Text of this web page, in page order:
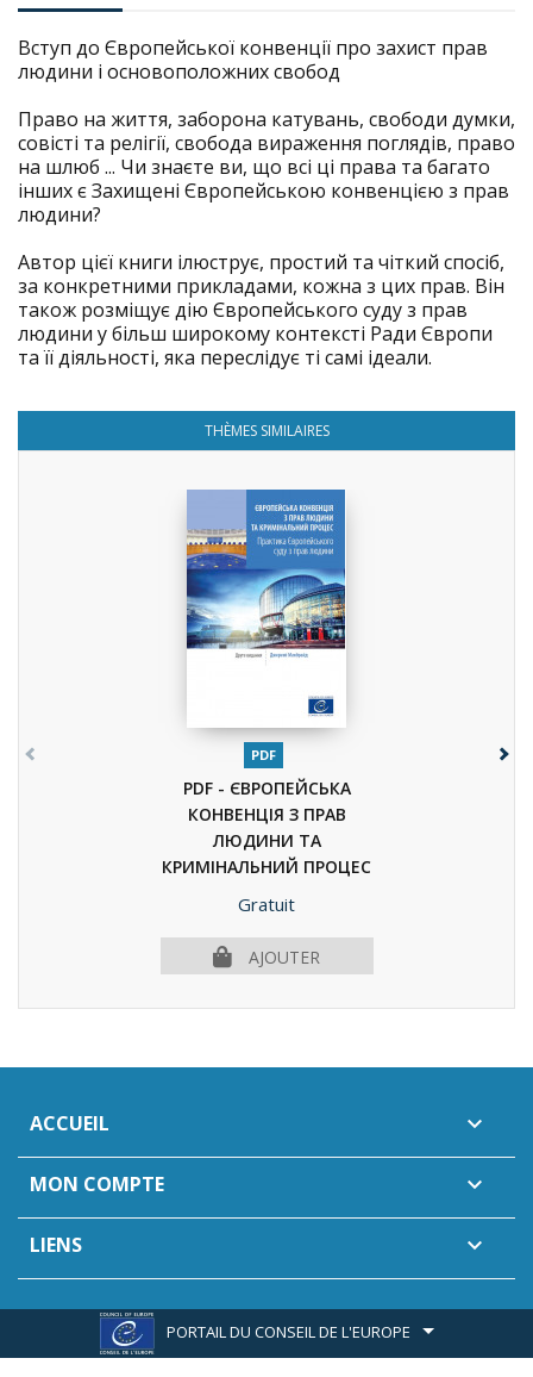
Вступ до Європейської конвенції про захист прав
людини і основоположних свобод
Право на життя, заборона катувань, свободи думки,
совісті та релігії, свобода вираження поглядів, право
на шлюб ... Чи знаєте ви, що всі ці права та багато
інших є Захищені Європейською конвенцією з прав
людини?
Автор цієї книги ілюструє, простий та чіткий спосіб,
за конкретними прикладами, кожна з цих прав. Він
також розміщує дію Європейського суду з прав
людини у більш широкому контексті Ради Європи
та її діяльності, яка переслідує ті самі ідеали.
THÈMES SIMILAIRES
PDF
PDF - ЄВРОПЕЙСЬКА
КОНВЕНЦІЯ З ПРАВ
ЛЮДИНИ ТА
КРИМІНАЛЬНИЙ ПРОЦЕС
Prix
Gratuit
AJOUTER
ACCUEIL 
MON COMPTE 
LIENS 
PORTAIL DU CONSEIL DE L'EUROPE